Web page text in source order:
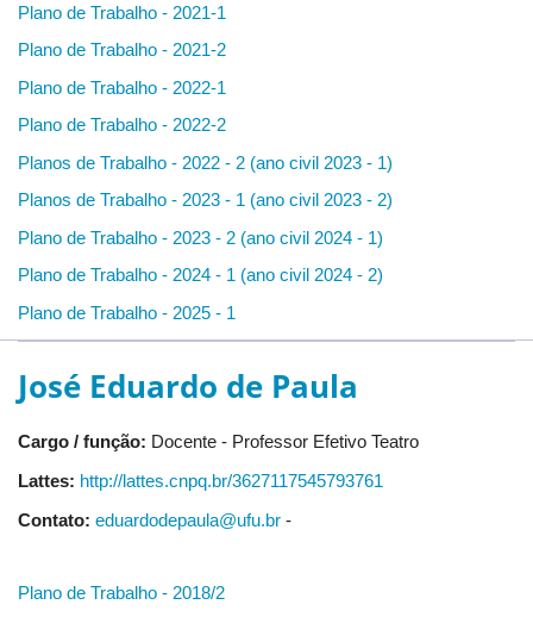
Plano de Trabalho - 2021-1
Plano de Trabalho - 2021-2
Plano de Trabalho - 2022-1
Plano de Trabalho - 2022-2
Planos de Trabalho - 2022 - 2 (ano civil 2023 - 1)
Planos de Trabalho - 2023 - 1 (ano civil 2023 - 2)
Plano de Trabalho - 2023 - 2 (ano civil 2024 - 1)
Plano de Trabalho - 2024 - 1 (ano civil 2024 - 2)
Plano de Trabalho - 2025 - 1
José Eduardo de Paula
Cargo / função: Docente - Professor Efetivo Teatro
Lattes: http://lattes.cnpq.br/3627117545793761
Contato: eduardodepaula@ufu.br -
Plano de Trabalho - 2018/2